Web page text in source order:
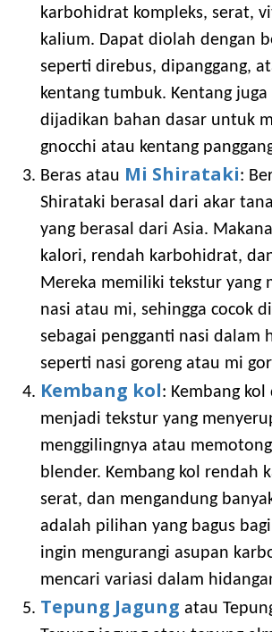
karbohidrat kompleks, serat,
kalium. Dapat diolah dengan
seperti direbus, dipanggang,
kentang tumbuk. Kentang
dijadikan bahan dasar untuk
gnocchi atau kentang
Beras atau Mi Shirataki:
Shirataki berasal dari akar
yang berasal dari Asia.
kalori, rendah karbohidrat,
Mereka memiliki tekstur yang
nasi atau mi, sehingga cocok
sebagai pengganti nasi dalam
seperti nasi goreng atau mi
Kembang kol: Kembang
menjadi tekstur yang
menggilingnya atau
blender. Kembang kol rendah
serat, dan mengandung
adalah pilihan yang bagus
ingin mengurangi asupan
mencari variasi dalam
Tepung Jagung atau